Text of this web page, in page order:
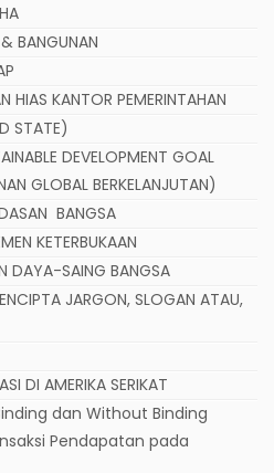
BANGUNAN
KANTOR PEMERINTAHAN
STATE)
DEVELOPMENT GOAL
GLOBAL BERKELANJUTAN)
BANGSA
KETERBUKAAN
DAYA-SAING BANGSA
JARGON, SLOGAN ATAU,
DI AMERIKA SERIKAT
dan Without Binding
Pendapatan pada